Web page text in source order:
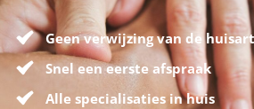
Geen verwijzing van de
Snel een eerste afspraak
Alle specialisaties in huis